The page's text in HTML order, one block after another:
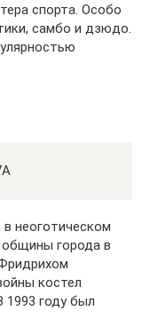
спорта. Особо
самбо и дзюдо.
неоготическом
общины города в
костел
1993 году был